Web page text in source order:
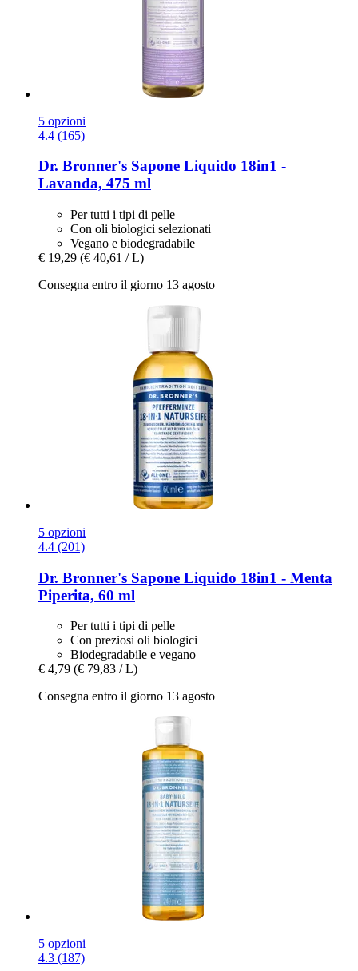
5 opzioni
4.4 (165)
Dr. Bronner's Sapone Liquido 18in1 -​
Lavanda, 475 ml
Per tutti i tipi di pelle
Con oli biologici selezionati
Vegano e biodegradabile
€ 19,29 (€ 40,61 / L)
Consegna entro il giorno 13 agosto
5 opzioni
4.4 (201)
Dr. Bronner's Sapone Liquido 18in1 -​ Menta
Piperita, 60 ml
Per tutti i tipi di pelle
Con preziosi oli biologici
Biodegradabile e vegano
€ 4,79 (€ 79,83 / L)
Consegna entro il giorno 13 agosto
5 opzioni
4.3 (187)